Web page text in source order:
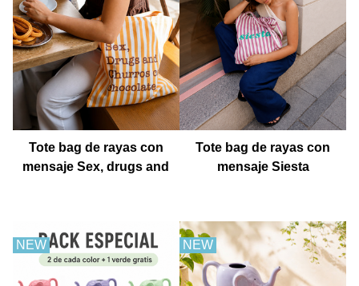
Tote bag de rayas con
mensaje Sex, drugs and
Tote bag de rayas con
mensaje Siesta
NEW NEW